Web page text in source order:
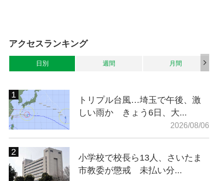
アクセスランキング
日別 週間 月間
トリプル台風…埼玉で午後、激
しい雨か きょう6日、大...
2026/08/06
小学校で校長ら13人、さいたま
市教委が懲戒 未払い分...